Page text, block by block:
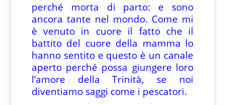
perché morta di parto: e sono
ancora tante nel mondo. Come mi
è venuto in cuore il fatto che il
battito del cuore della mamma lo
hanno sentito e questo è un canale
aperto perché possa giungere loro
l’amore della Trinità, se noi
diventiamo saggi come i pescatori.